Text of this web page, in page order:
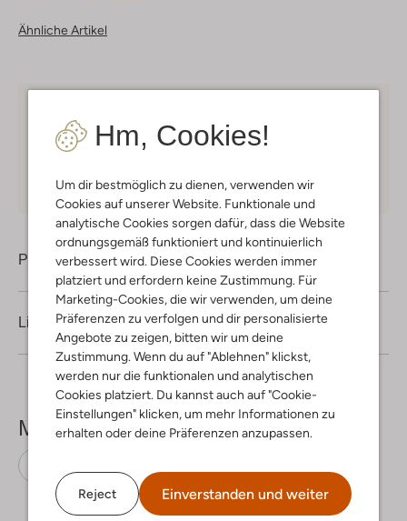
Hm, Cookies!
Um dir bestmöglich zu dienen, verwenden wir
Cookies auf unserer Website. Funktionale und
analytische Cookies sorgen dafür, dass die Website
ordnungsgemäß funktioniert und kontinuierlich
verbessert wird. Diese Cookies werden immer
platziert und erfordern keine Zustimmung. Für
Marketing-Cookies, die wir verwenden, um deine
Präferenzen zu verfolgen und dir personalisierte
Angebote zu zeigen, bitten wir um deine
Zustimmung. Wenn du auf "Ablehnen" klickst,
werden nur die funktionalen und analytischen
Cookies platziert. Du kannst auch auf "Cookie-
Einstellungen" klicken, um mehr Informationen zu
erhalten oder deine Präferenzen anzupassen.
Reject Einverstanden und weiter
Ähnliche Artikel
Kostenloser Versand
Mitglieder in Deutschland
Produktinformation
Lieferung & Rückgabe
Mehr sehen